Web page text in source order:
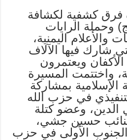
فرق كشفية لكشافة
وحملة الرايات
والأعلام اليمنية،
شارك فيها الآلاف
ويعتمرون
واختتمت المسيرة
الإسلامية بمشاركة
في حزب الله
وعضو كتلة
حسين جشي،
الأولى في حزب